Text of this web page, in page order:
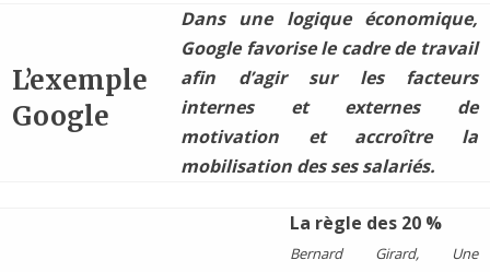
L’exemple
Google
Dans une logique économique,
Google favorise le cadre de travail
afin d’agir sur les facteurs
internes et externes de
motivation et accroître la
mobilisation des ses salariés.
La règle des 20 %
Bernard Girard, Une